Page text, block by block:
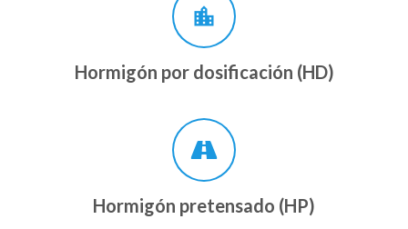
location_city
Hormigón por dosificación (HD)
Hormigón pretensado (HP)